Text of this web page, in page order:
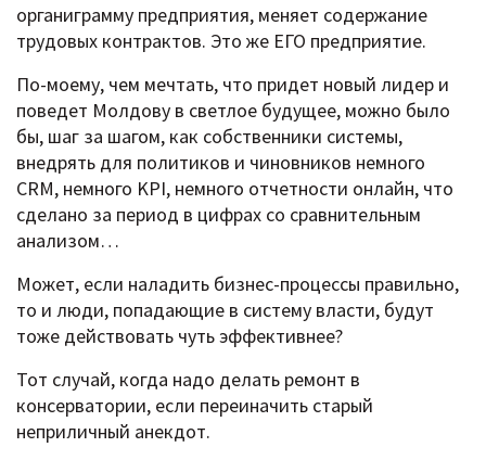
органиграмму предприятия, меняет содержание
трудовых контрактов. Это же ЕГО предприятие.
По-моему, чем мечтать, что придет новый лидер и
поведет Молдову в светлое будущее, можно было
бы, шаг за шагом, как собственники системы,
внедрять для политиков и чиновников немного
CRM, немного KPI, немного отчетности онлайн, что
сделано за период в цифрах со сравнительным
анализом…
Может, если наладить бизнес-процессы правильно,
то и люди, попадающие в систему власти, будут
тоже действовать чуть эффективнее?
Тот случай, когда надо делать ремонт в
консерватории, если переиначить старый
неприличный анекдот.